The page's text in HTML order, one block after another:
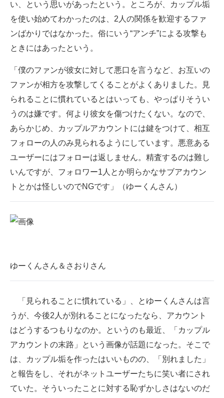
い、という思いがあったという。ところが、カップル垢
を使い始めてわかったのは、2人の関係を歓迎するファ
ンばかりではなかった。俗にいう“アンチ”による攻撃も
ときにはあったという。
「僕のファンが彼女に対して悪口を言うなど、お互いの
ファンが相方を攻撃してくることがよくありました。見
られることに慣れているとはいっても、やっぱりそうい
うのは嫌です。何より彼女を傷つけたくない。なので、
あらかじめ、カップルアカウントには鍵をつけて、相互
フォローの人のみ見られるようにしています。悪意ある
ユーザーにはフォローは返しません。精査するのは難し
いんですが、フォロワー1人とか明らかなサブアカウン
トとかは怪しいのでNGです」（ゆーくんさん）
ゆーくんさん＆さおりさん
「見られることに慣れている」、とゆーくんさんは言
うが、今後2人が別れることになったなら、アカウント
はどうするつもりなのか。というのも最近、「カップル
アカウントの末路」という画像が話題になった。そこで
は、カップル垢を作ったはいいものの、「別れました」
と報告をし、それがネットユーザーたちに笑い者にされ
ていた。そういったことに対する恥ずかしさはないのだ